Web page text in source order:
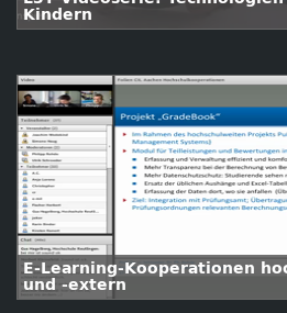
Kindern
E-Learning-Kooperationen
und -extern